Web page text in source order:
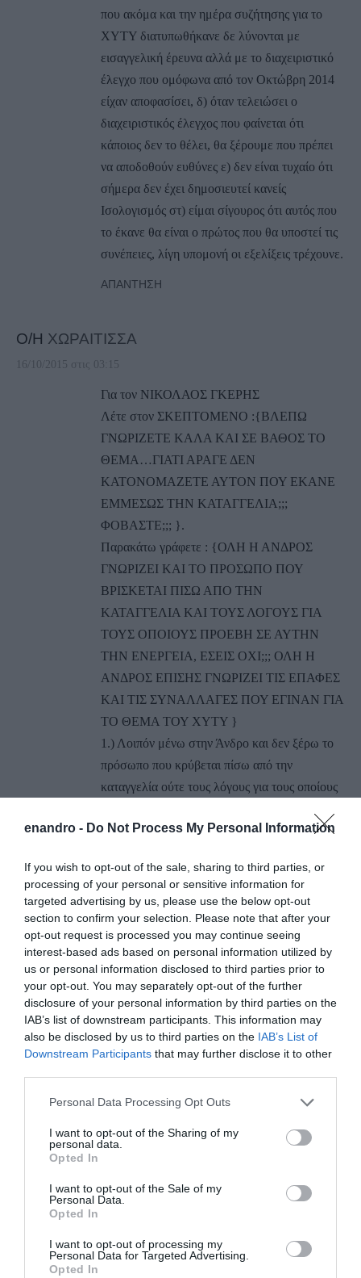
enandro - Do Not Process My Personal Information
If you wish to opt-out of the sale, sharing to third parties, or
processing of your personal or sensitive information for
targeted advertising by us, please use the below opt-out
section to confirm your selection. Please note that after your
opt-out request is processed you may continue seeing
interest-based ads based on personal information utilized by
us or personal information disclosed to third parties prior to
your opt-out. You may separately opt-out of the further
disclosure of your personal information by third parties on the
IAB’s list of downstream participants. This information may
also be disclosed by us to third parties on the IAB’s List of
Downstream Participants that may further disclose it to other
Please note that this website/app uses one or more Google
not limited to your visit or usage behaviour. You may click to
grant or deny consent to Google and its third-party tags to
use your data for below specified purposes in below Google
consent section.
Personal Data Processing Opt Outs
I want to opt-out of the Sharing of my
personal data.
Opted In
I want to opt-out of the Sale of my
Personal Data.
Opted In
I want to opt-out of processing my
Personal Data for Targeted Advertising.
Opted In
που ακόμα και την ημέρα συζήτησης για το
ΧΥΤΥ διατυπωθήκανε δε λύνονται με
εισαγγελική έρευνα αλλά με το διαχειριστικό
έλεγχο που ομόφωνα από τον Οκτώβρη 2014
είχαν αποφασίσει, δ) όταν τελειώσει ο
διαχειριστικός έλεγχος που φαίνεται ότι
κάποιος δεν το θέλει, θα ξέρουμε που πρέπει
να αποδοθούν ευθύνες ε) δεν είναι τυχαίο ότι
σήμερα δεν έχει δημοσιευτεί κανείς
Ισολογισμός στ) είμαι σίγουρος ότι αυτός που
το έκανε θα είναι ο πρώτος που θα υποστεί τις
συνέπειες, λίγη υπομονή οι εξελίξεις τρέχουνε.
ΑΠΆΝΤΗΣΗ
Ο/Η ΧΩΡΑΙΤΙΣΣΑ
16/10/2015 στις 03:15
Για τον ΝΙΚΟΛΑΟΣ ΓΚΕΡΗΣ
Λέτε στον ΣΚΕΠΤΟΜΕΝΟ :{ΒΛΕΠΩ
ΓΝΩΡΙΖΕΤΕ ΚΑΛΑ ΚΑΙ ΣΕ ΒΑΘΟΣ ΤΟ
ΘΕΜΑ…ΓΙΑΤΙ ΑΡΑΓΕ ΔΕΝ
ΚΑΤΟΝΟΜΑΖΕΤΕ ΑΥΤΟΝ ΠΟΥ ΕΚΑΝΕ
ΕΜΜΕΣΩΣ ΤΗΝ ΚΑΤΑΓΓΕΛΙΑ;;;
ΦΟΒΑΣΤΕ;;; }.
Παρακάτω γράφετε : {ΟΛΗ Η ΑΝΔΡΟΣ
ΓΝΩΡΙΖΕΙ ΚΑΙ ΤΟ ΠΡΟΣΩΠΟ ΠΟΥ
ΒΡΙΣΚΕΤΑΙ ΠΙΣΩ ΑΠΟ ΤΗΝ
ΚΑΤΑΓΓΕΛΙΑ ΚΑΙ ΤΟΥΣ ΛΟΓΟΥΣ ΓΙΑ
ΤΟΥΣ ΟΠΟΙΟΥΣ ΠΡΟΕΒΗ ΣΕ ΑΥΤΗΝ
ΤΗΝ ΕΝΕΡΓΕΙΑ, ΕΣΕΙΣ ΟΧΙ;;; ΟΛΗ Η
ΑΝΔΡΟΣ ΕΠΙΣΗΣ ΓΝΩΡΙΖΕΙ ΤΙΣ ΕΠΑΦΕΣ
ΚΑΙ ΤΙΣ ΣΥΝΑΛΛΑΓΕΣ ΠΟΥ ΕΓΙΝΑΝ ΓΙΑ
ΤΟ ΘΕΜΑ ΤΟΥ ΧΥΤΥ }
1.) Λοιπόν μένω στην Άνδρο και δεν ξέρω το
πρόσωπο που κρύβεται πίσω από την
καταγγελία ούτε τους λόγους για τους οποίους
2.) επαναλαμβάνω ότι μένω στην Άνδρο και
έγιναν για το θέμα του ΧΥΤΥ.
Μήπως παρακαλώ μπορείτε να μας πείτε εσείς
αφού ξέρετε όλα αυτά τα τρομερά ?
Κι αν όχι εδώ κύριε Γκέρη φοβούμενος τις
επιπτώσεις τότε στον εισαγγελέα Σύρου.Οι
γνώσεις σας θα βοηθήσουν να λυθεί γρήγορα
αυτό το θέμα.
ΑΠΆΝΤΗΣΗ
Επισκέπτης – ΜΠΑΤΣΙΩΤΗΣ
Οι ανίκανοι, όταν ανέβουν σε κάποιο αξίωμα,
αδιάφοροι γίνονται και φουσκώνουν από